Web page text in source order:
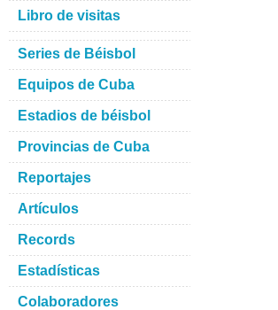
Libro de visitas
Series de Béisbol
Equipos de Cuba
Estadios de béisbol
Provincias de Cuba
Reportajes
Artículos
Records
Estadísticas
Colaboradores